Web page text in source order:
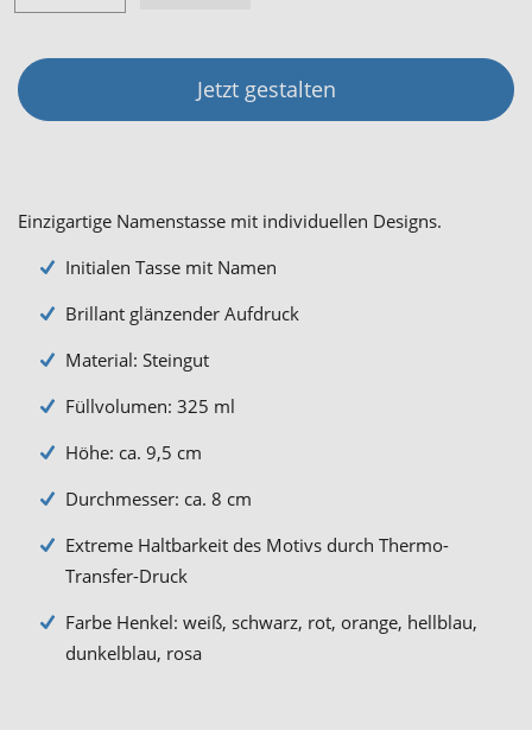
Jetzt gestalten
Einzigartige Namenstasse mit individuellen Designs.
Initialen Tasse mit Namen
Brillant glänzender Aufdruck
Material: Steingut
Füllvolumen: 325 ml
Höhe: ca. 9,5 cm
Durchmesser: ca. 8 cm
Extreme Haltbarkeit des Motivs durch Thermo-
Transfer-Druck
Farbe Henkel: weiß, schwarz, rot, orange, hellblau,
dunkelblau, rosa